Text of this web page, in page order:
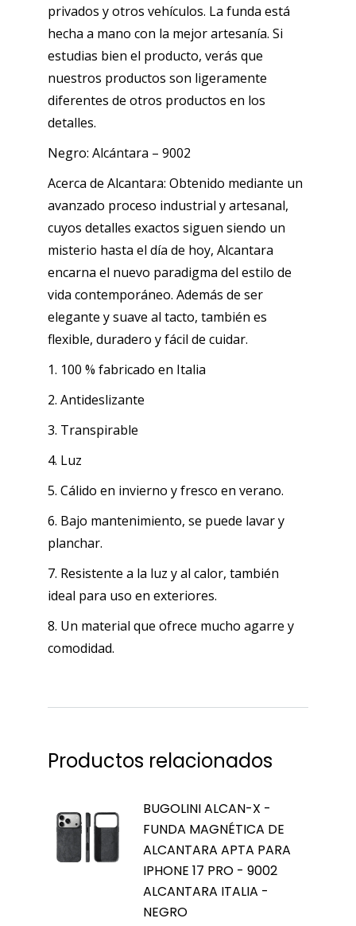
privados y otros vehículos. La funda está
hecha a mano con la mejor artesanía. Si
estudias bien el producto, verás que
nuestros productos son ligeramente
diferentes de otros productos en los
detalles.
Negro: Alcántara – 9002
Acerca de Alcantara: Obtenido mediante un
avanzado proceso industrial y artesanal,
cuyos detalles exactos siguen siendo un
misterio hasta el día de hoy, Alcantara
encarna el nuevo paradigma del estilo de
vida contemporáneo. Además de ser
elegante y suave al tacto, también es
flexible, duradero y fácil de cuidar.
1. 100 % fabricado en Italia
2. Antideslizante
3. Transpirable
4. Luz
5. Cálido en invierno y fresco en verano.
6. Bajo mantenimiento, se puede lavar y
planchar.
7. Resistente a la luz y al calor, también
ideal para uso en exteriores.
8. Un material que ofrece mucho agarre y
comodidad.
Productos relacionados
BUGOLINI ALCAN-X -
FUNDA MAGNÉTICA DE
ALCANTARA APTA PARA
IPHONE 17 PRO - 9002
ALCANTARA ITALIA -
NEGRO